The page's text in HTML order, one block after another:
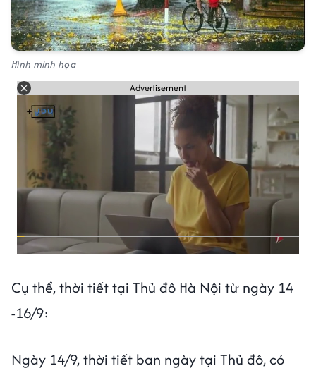
Hình minh họa
Advertisement
Cụ thể, thời tiết tại Thủ đô Hà Nội từ ngày 14
-16/9:
Ngày 14/9, thời tiết ban ngày tại Thủ đô, có